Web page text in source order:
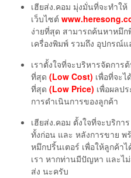
เฮียส่ง.คอม มุ่งมั่นที่จะทำให้
เว็บไซต์
ง่ายที่สุด สามารถค้นหาหมึ
เครื่องพิมพ์ รวมถึง อุปกรณ์
เราตั้งใจที่จะบริหารจัดกา
ที่สุด (Low Cost) เพื่อที่จะ
ที่สุด (Low Price) เพื่อผลป
การดำเนินการของลูกค้า
เฮียส่ง.คอม ตั้งใจที่จะบริการ
ทั้งก่อน และ หลังการขาย พ
หมึกปริ้นเตอร์ เพื่อให้ลูกค้า
เรา หากท่านมีปัญหา และไ
ส่ง นะครับ